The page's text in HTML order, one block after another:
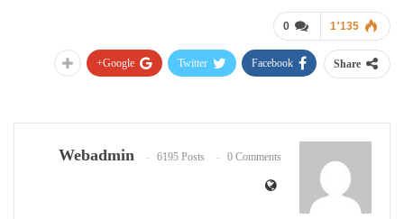
0 1٬135
Share
Facebook
Twitter
Google+
Webadmin 6195 Posts 0 Comments